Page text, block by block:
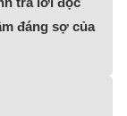
đáng sợ của